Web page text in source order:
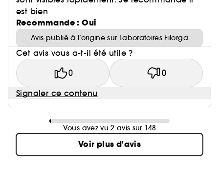
est bien
Recommande : Oui
Avis publié à l’origine sur Laboratoires Filorga
Cet avis vous a-t-il été utile ?
0 0
Signaler ce contenu
Vous avez vu 2 avis sur 148
Voir plus d'avis